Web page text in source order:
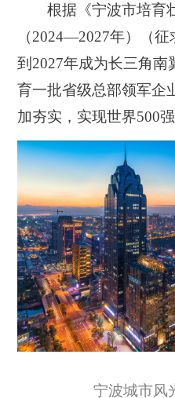
根据《宁波市培育
（2024—2027年）（
到2027年成为长三角
育一批省级总部领军企
加夯实，实现世界500
宁波城市风